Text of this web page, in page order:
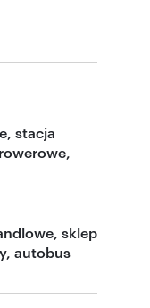
stacja
sklep
autobus